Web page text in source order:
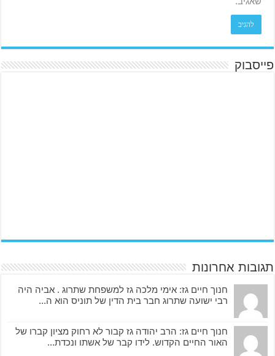
פייסבוק
תגובות אחרונות
חנוך חיים גז: אימי מלכה גז למשפחת שתרוג . אביה היה
רבי ישועה שתרוג חבר בית הדין של תוניס הוא ה...
חנוך חיים גז: הרב יהודה גז קבור לא רחוק מציון קברו של
האור החיים הקדוש. לידו קבר של אשתו ונכדת...